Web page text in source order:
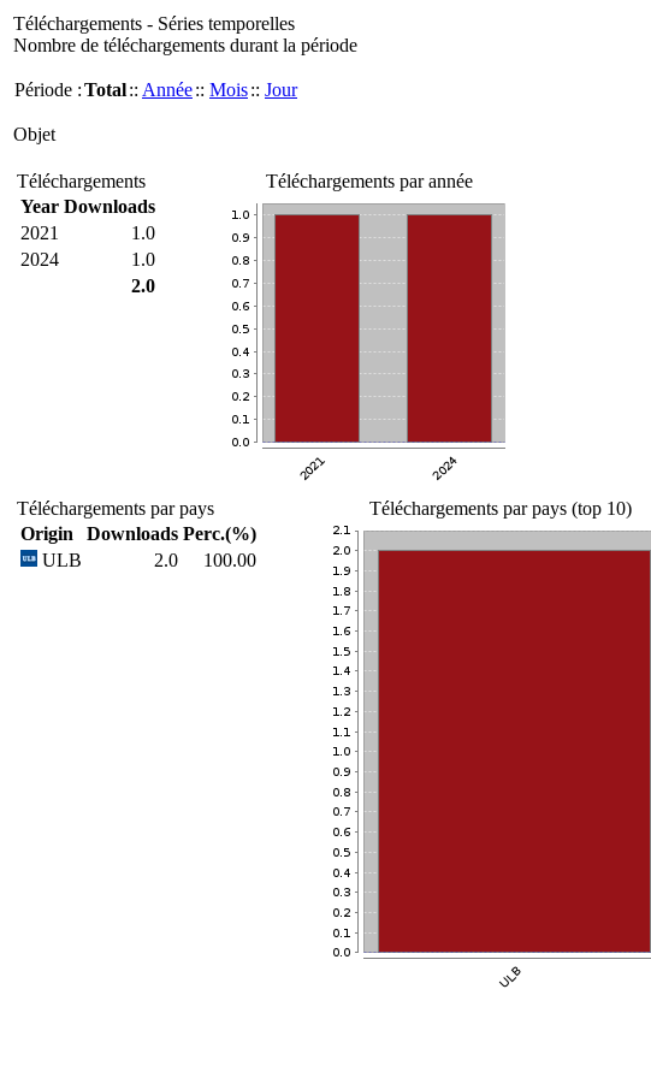
Téléchargements - Séries temporelles
Nombre de téléchargements durant la période
Période :Total:: Année:: Mois:: Jour
Objet
Téléchargements
Year Downloads
2021
1.0
2024
1.0
2.0
Téléchargements par année
Téléchargements par pays
Origin
Downloads Perc.(%)
ULB
2.0 100.00
Téléchargements par pays (top 10)